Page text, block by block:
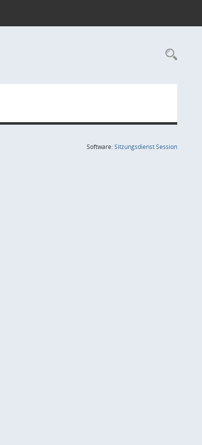
Software:SitzungsdienstSession(Wird in